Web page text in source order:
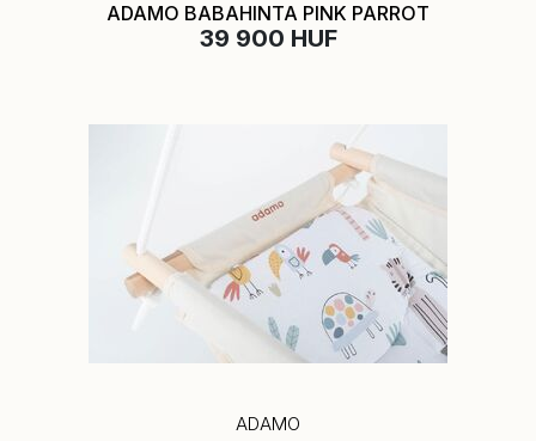
ADAMO BABAHINTA PINK PARROT
39 900 HUF
ADAMO